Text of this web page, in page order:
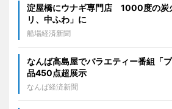
淀屋橋にウナギ専門店 1000度の炭
リ、中ふわ」に
船場経済新聞
なんば高島屋でバラエティー番組「
品450点超展示
なんば経済新聞